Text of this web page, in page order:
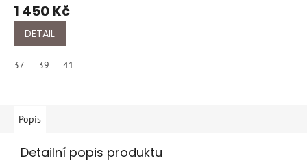
1 450 Kč
DETAIL
37 39 41
Popis
Detailní popis produktu